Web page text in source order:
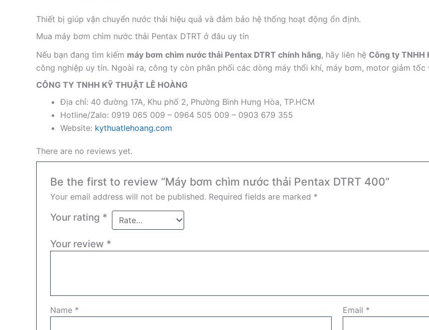
Thiết bị giúp vận chuyển nước thải hiệu quả và đảm bảo hệ thống hoạt động ổn định.
Mua máy bơm chìm nước thải Pentax DTRT ở đâu uy tín
Nếu bạn đang tìm kiếm máy bơm chìm nước thải Pentax DTRT chính hãng, hãy liên hệ Công ty TNHH
công nghiệp uy tín. Ngoài ra, công ty còn phân phối các dòng máy thổi khí, máy bơm, motor giảm tốc
CÔNG TY TNHH KỸ THUẬT LÊ HOÀNG
Địa chỉ: 40 đường 17A, Khu phố 2, Phường Bình Hưng Hòa, TP.HCM
Hotline/Zalo: 0919 065 009 – 0964 505 009 – 0903 679 355
Website: kythuatlehoang.com
There are no reviews yet.
Be the first to review “Máy bơm chìm nước thải Pentax DTRT 400”
Your email address will not be published. Required fields are marked *
Your rating *
Your review *
Name * Email *